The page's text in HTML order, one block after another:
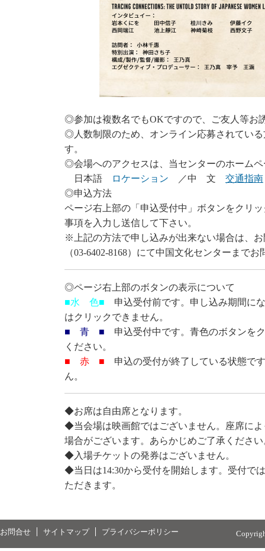
◎参加は複数名でもOKですので、ご友人等お
◎人数制限のため、オンライン応募されてい
す。
◎会場へのアクセスは、当センターのホーム
日本語
ロケーション ／中 文 交通指南
◎申込方法
ページ右上部の「申込受付中」ボタンをクリ
事項を入力し送信して下さい。
※上記の方法で申し込みが出来ない場合は、
（03-6402-8168）にて中国文化センターまで
◎ページ右上部のボタンの表示について
■水 色■ 申込受付前です。申し込み期間に
はクリックできません。
■ 青 ■ 申込受付中です。青色のボタンを
ください。
■ 赤 ■ 申込の受付が終了している状態で
ん。
◆お席は自由席となります。
◆当会場は映画館ではございません。座席に
場合がございます。あらかじめご了承ください
◆入場チケットの発券はございません。
◆当日は14:30から受付を開始します。受付で
ただきます。
お問合せ サイトマップ プライバシーポリシー